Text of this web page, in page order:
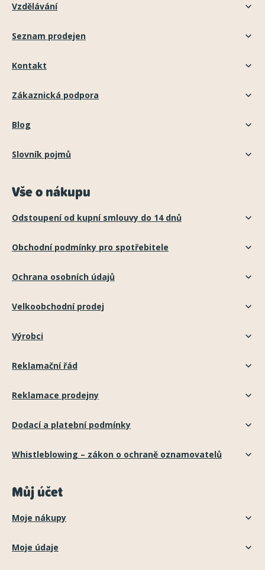
Vzdělávání
Seznam prodejen
Kontakt
Zákaznická podpora
Blog
Slovník pojmů
Vše o nákupu
Odstoupení od kupní smlouvy do 14 dnů
Obchodní podmínky pro spotřebitele
Ochrana osobních údajů
Velkoobchodní prodej
Výrobci
Reklamační řád
Reklamace prodejny
Dodací a platební podmínky
Whistleblowing – zákon o ochraně oznamovatelů
Můj účet
Moje nákupy
Moje údaje